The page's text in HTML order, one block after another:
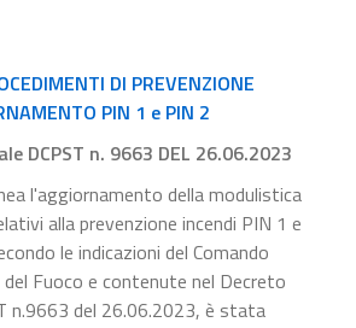
DI PREVENZIONE
PIN 1 e PIN 2
DCPST n. 9663 DEL 26.06.2023
l'aggiornamento della modulistica
alla prevenzione incendi PIN 1 e
le indicazioni del Comando
del Fuoco e contenute nel Decreto
n.9663 del 26.06.2023, è stata